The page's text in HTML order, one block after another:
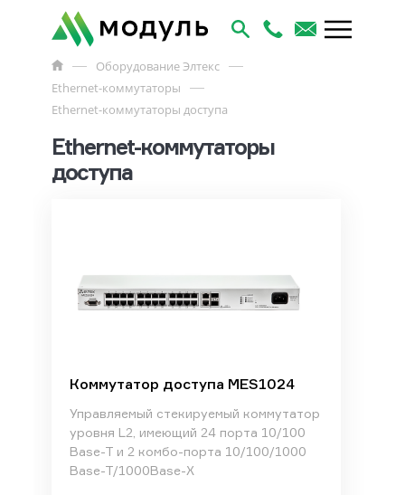
Оборудование Элтекс
Ethernet-коммутаторы
Ethernet-коммутаторы доступа
Ethernet-коммутаторы
доступа
Коммутатор доступа MES1024
Управляемый стекируемый коммутатор
уровня L2, имеющий 24 порта 10/100
Base-T и 2 комбо-порта 10/100/1000
Base-T/1000Base-X